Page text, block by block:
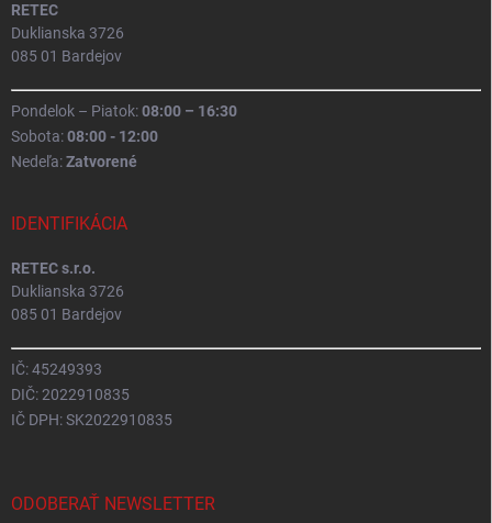
RETEC
Duklianska 3726
085 01 Bardejov
Pondelok – Piatok:08:00 – 16:30
Sobota:08:00 - 12:00
Nedeľa:Zatvorené
IDENTIFIKÁCIA
RETEC s.r.o.
Duklianska 3726
085 01 Bardejov
IČ: 45249393
DIČ: 2022910835
IČ DPH: SK2022910835
ODOBERAŤ NEWSLETTER